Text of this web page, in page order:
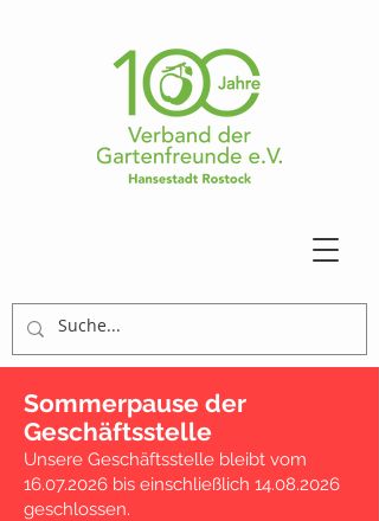
Sommerpause der
Geschäftsstelle
Unsere Geschäftsstelle bleibt vom
16.07.2026 bis einschließlich 14.08.2026
geschlossen.